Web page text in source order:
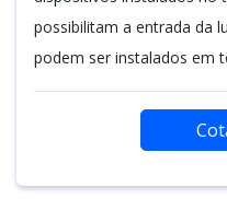
possibilitam a entrada da
podem ser instalados em